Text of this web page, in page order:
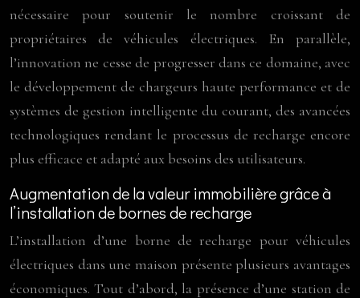
nécessaire pour soutenir le nombre croissant de
propriétaires de véhicules électriques. En parallèle,
l’innovation ne cesse de progresser dans ce domaine, avec
le développement de chargeurs haute performance et de
systèmes de gestion intelligente du courant, des avancées
technologiques rendant le processus de recharge encore
plus efficace et adapté aux besoins des utilisateurs.
Augmentation de la valeur immobilière grâce à
l’installation de bornes de recharge
L’installation d’une borne de recharge pour véhicules
électriques dans une maison présente plusieurs avantages
économiques. Tout d’abord, la présence d’une station de